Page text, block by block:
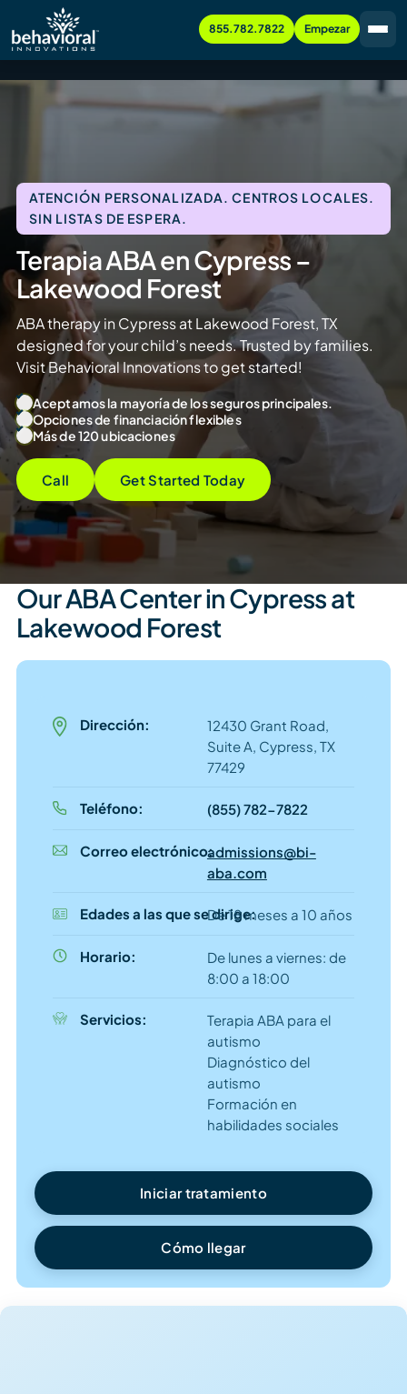
855.782.7822 Empezar
ATENCIÓN PERSONALIZADA. CENTROS LOCALES.
SIN LISTAS DE ESPERA.
Terapia ABA en Cypress –
Lakewood Forest
ABA therapy in Cypress at Lakewood Forest, TX
designed for your child’s needs. Trusted by families.
Visit Behavioral Innovations to get started!
Aceptamos la mayoría de los seguros principales.
Opciones de financiación flexibles
Más de 120 ubicaciones
Call Get Started Today
Our ABA Center in Cypress at
Lakewood Forest
Dirección:
12430 Grant Road,
Suite A, Cypress, TX
77429
Teléfono: (855) 782-7822
Correo electrónico:admissions@bi-
aba.com
Edades a las que se dirige:De 18 meses a 10 años
Horario:
De lunes a viernes: de
8:00 a 18:00
Servicios:
Terapia ABA para el
autismo
Diagnóstico del
autismo
Formación en
habilidades sociales
Iniciar tratamiento
Cómo llegar